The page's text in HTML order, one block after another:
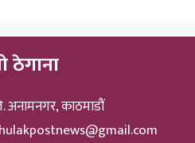
ठेगाना
अनामनगर, काठमाडौं
hulakpostnews@gmail.com